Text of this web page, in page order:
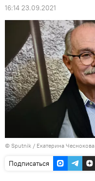
16:14 23.09.2021
© Sputnik / Екатерина Чеснокова
Подписаться